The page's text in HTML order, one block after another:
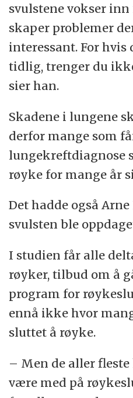
svulstene vokser
skaper problemer
interessant. For hvis
tidlig, trenger du
sier han.
Skadene i lungene
derfor mange som
lungekreftdiagnose
røyke for mange år
Det hadde også
svulsten ble
I studien får alle
røyker, tilbud om å
program for
ennå ikke hvor
sluttet å røyke.
– Men de aller
være med på